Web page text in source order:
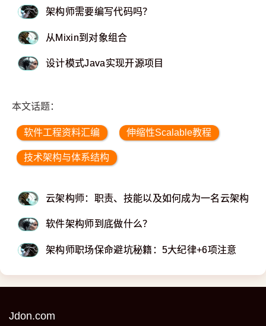
架构师需要编写代码吗？
从Mixin到对象组合
设计模式Java实现开源项目
本文话题：
软件工程资料汇编 伸缩性Scalable教程
技术架构与体系结构
云架构师：职责、技能以及如何成为一名云架构师
软件架构师到底做什么？
架构师职场保命避坑秘籍：5大纪律+6项注意
Jdon.com